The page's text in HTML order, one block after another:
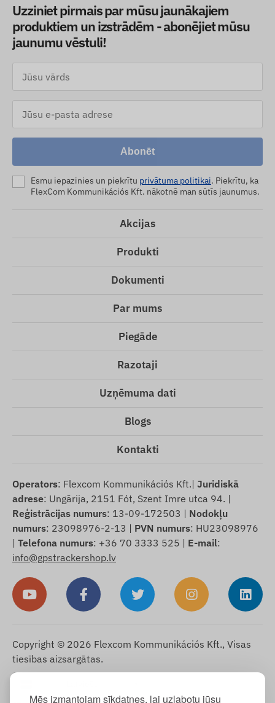
Mēs izmantojam sīkdatnes, lai uzlabotu jūsu
Uzziniet pirmais par mūsu jaunākajiem
produktiem un izstrādēm - abonējiet mūsu
jaunumu vēstuli!
Abonēt
Esmu iepazinies un piekrītu privātuma politikai. Piekrītu, ka
FlexCom Kommunikációs Kft. nākotnē man sūtīs jaunumus.
Akcijas
Produkti
Dokumenti
Par mums
Piegāde
Razotaji
Uzņēmuma dati
Blogs
Kontakti
Operators: Flexcom Kommunikációs Kft.| Juridiskā
adrese: Ungārija, 2151 Fót, Szent Imre utca 94. |
Reģistrācijas numurs: 13-09-172503 | Nodokļu
numurs: 23098976-2-13 | PVN numurs: HU23098976
| Telefona numurs: +36 70 3333 525 | E-mail:
info@gpstrackershop.lv
Copyright © 2026 Flexcom Kommunikációs Kft., Visas
tiesības aizsargātas.